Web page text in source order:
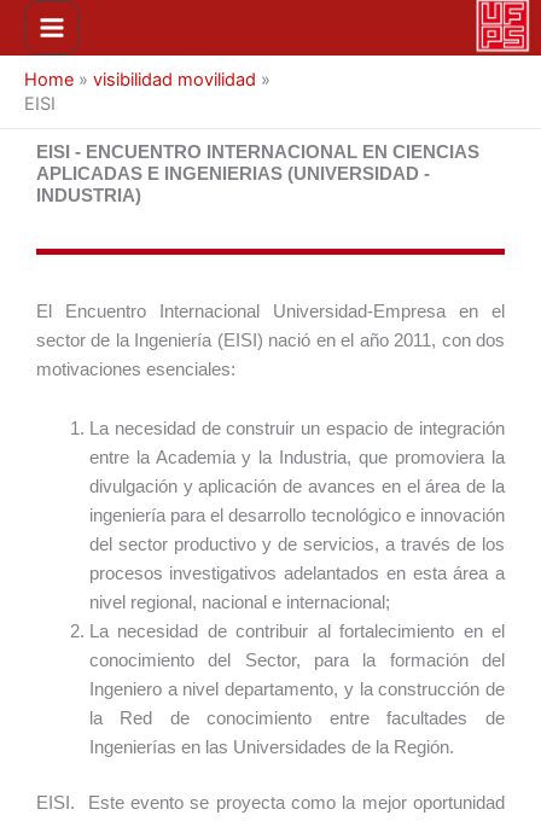
contenido
Main
Menu
Home » visibilidad movilidad »
EISI
EISI - ENCUENTRO INTERNACIONAL EN CIENCIAS
APLICADAS E INGENIERIAS (UNIVERSIDAD -
INDUSTRIA)
El Encuentro Internacional Universidad-Empresa en el
sector de la Ingeniería (EISI) nació en el año 2011, con dos
motivaciones esenciales:
La necesidad de construir un espacio de integración
entre la Academia y la Industria, que promoviera la
divulgación y aplicación de avances en el área de la
ingeniería para el desarrollo tecnológico e innovación
del sector productivo y de servicios, a través de los
procesos investigativos adelantados en esta área a
nivel regional, nacional e internacional;
La necesidad de contribuir al fortalecimiento en el
conocimiento del Sector, para la formación del
Ingeniero a nivel departamento, y la construcción de
la Red de conocimiento entre facultades de
Ingenierías en las Universidades de la Región.
EISI. Este evento se proyecta como la mejor oportunidad